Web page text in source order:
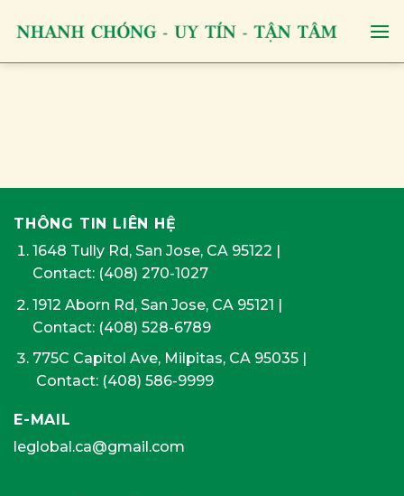
THÔNG TIN LIÊN HỆ
1648 Tully Rd, San Jose, CA 95122 |
Contact: (408) 270-1027
1912 Aborn Rd, San Jose, CA 95121 |
Contact: (408) 528-6789
775C Capitol Ave, Milpitas, CA 95035|
Contact: (408) 586-9999
E-MAIL
leglobal.ca@gmail.com